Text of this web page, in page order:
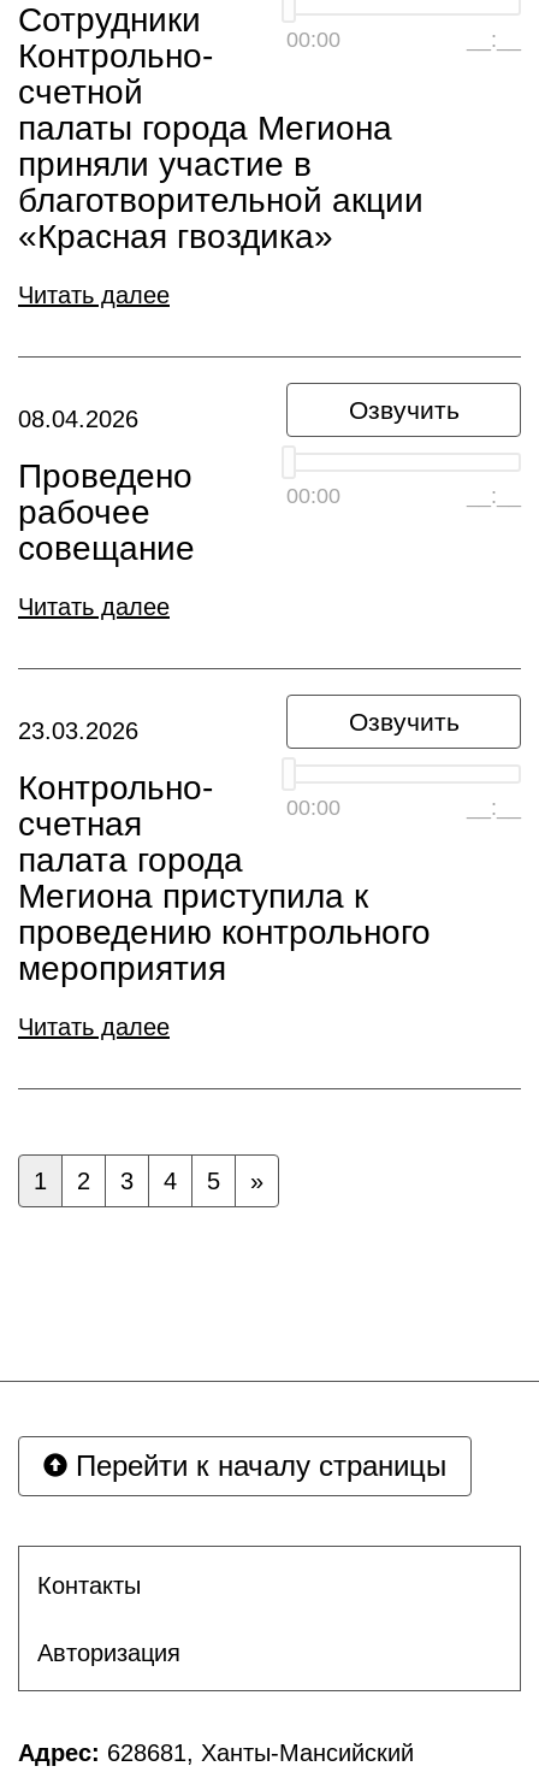
00:00 __:__
Сотрудники
Контрольно-
счетной
палаты города Мегиона
приняли участие в
благотворительной акции
«Красная гвоздика»
Читать далее
Озвучить
00:00 __:__
08.04.2026
Проведено
рабочее
совещание
Читать далее
Озвучить
00:00 __:__
23.03.2026
Контрольно-
счетная
палата города
Мегиона приступила к
проведению контрольного
мероприятия
Читать далее
1 2 3 4 5 »
Перейти к началу страницы
Контакты
Авторизация
Адрес: 628681, Ханты-Мансийский